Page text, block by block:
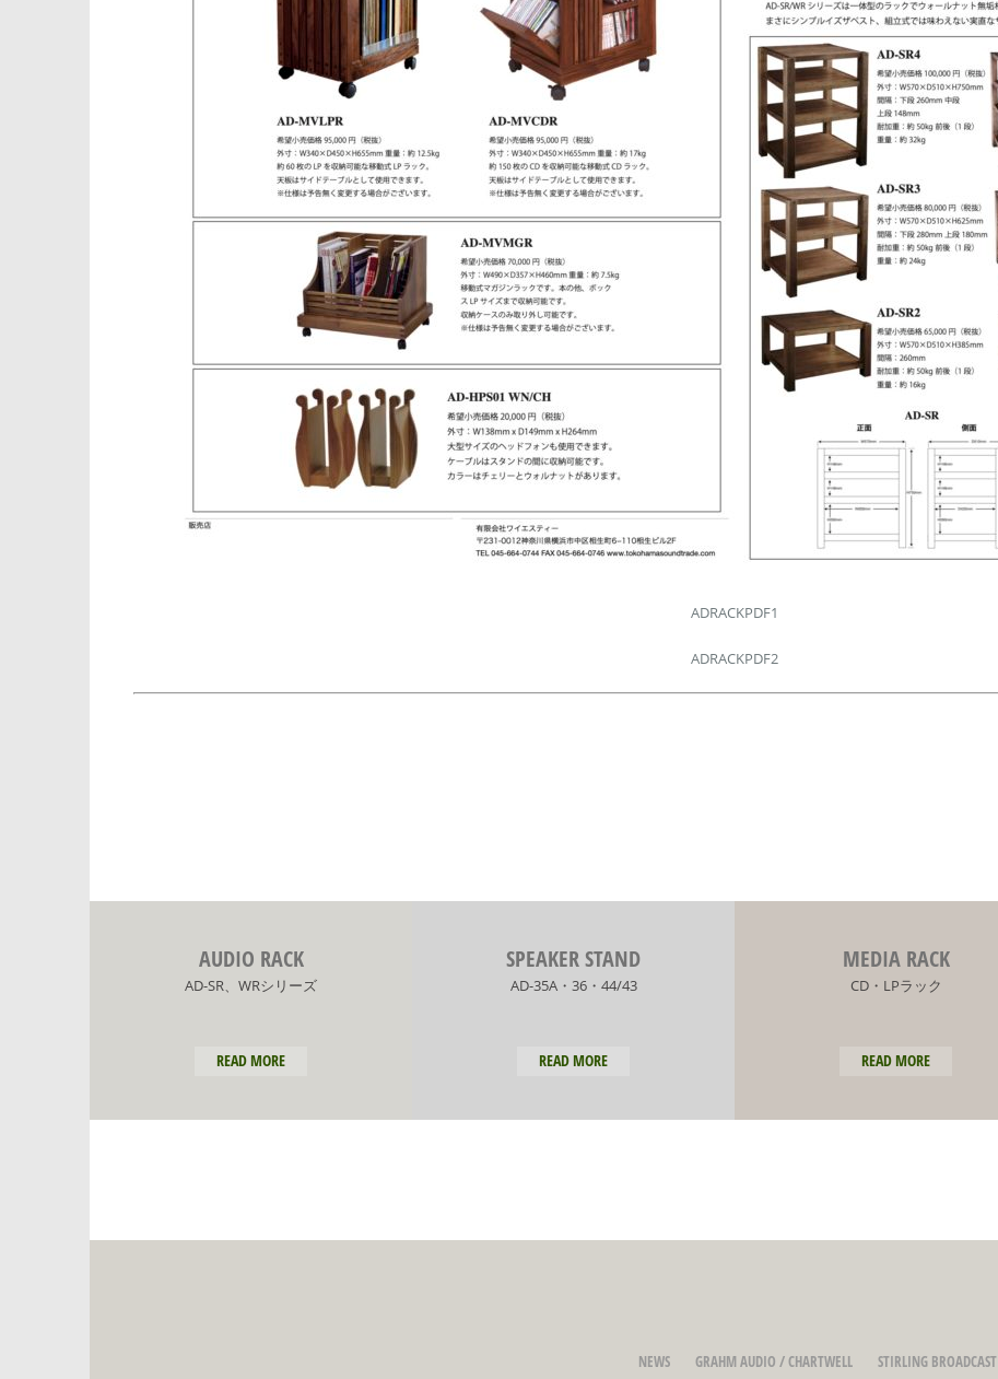
ADRACKPDF1
ADRACKPDF2
AUDIO RACK
AD-SR、WRシリーズ
READ MORE
SPEAKER STAND
AD-35A・36・44/43
READ MORE
MEDIA RACK
CD・LPラック
READ MORE
NEWS GRAHM AUDIO / CHARTWELL STIRLING BROADCAST